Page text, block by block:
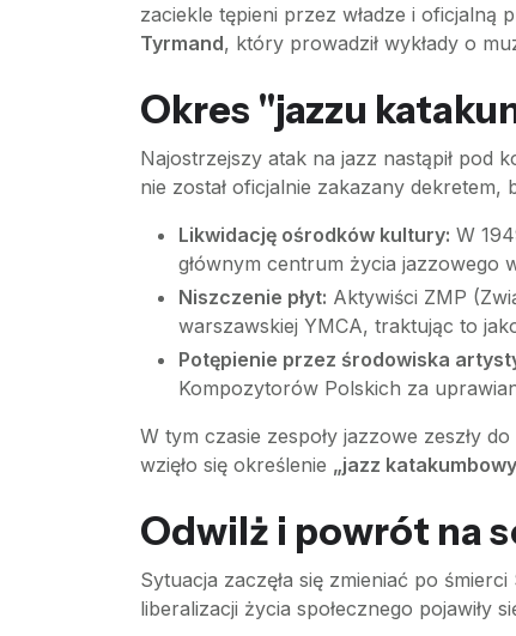
zaciekle tępieni przez władze i oficjalną
Tyrmand, który prowadził wykłady o
Okres "jazzu
Najostrzejszy atak na jazz nastąpił pod
nie został oficjalnie zakazany dekretem,
Likwidację ośrodków kultury: W
głównym centrum życia jazzowego
Niszczenie płyt: Aktywiści ZMP
warszawskiej YMCA, traktując to
Potępienie przez środowiska
Kompozytorów Polskich za
W tym czasie zespoły jazzowe zeszły
wzięło się określenie „jazz
Odwilż i powrót na
Sytuacja zaczęła się zmieniać po
liberalizacji życia społecznego pojawiły